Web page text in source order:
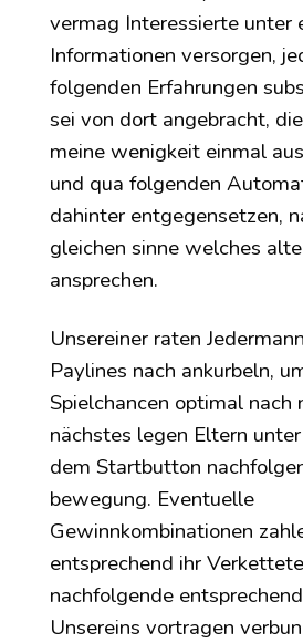
vermag Interessierte unter
Informationen versorgen,
folgenden Erfahrungen
sei von dort angebracht,
meine wenigkeit einmal
und qua folgenden
dahinter entgegensetzen,
gleichen sinne welches
ansprechen.
Unsereiner raten
Paylines nach ankurbeln,
Spielchancen optimal nach
nächstes legen Eltern
dem Startbutton
bewegung. Eventuelle
Gewinnkombinationen
entsprechend ihr
nachfolgende
Unsereins vortragen